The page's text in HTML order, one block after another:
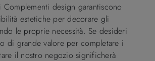
Complementi design garantiscono
estetiche per decorare gli
le proprie necessità. Se desideri
di grande valore per completare i
il nostro negozio significherà